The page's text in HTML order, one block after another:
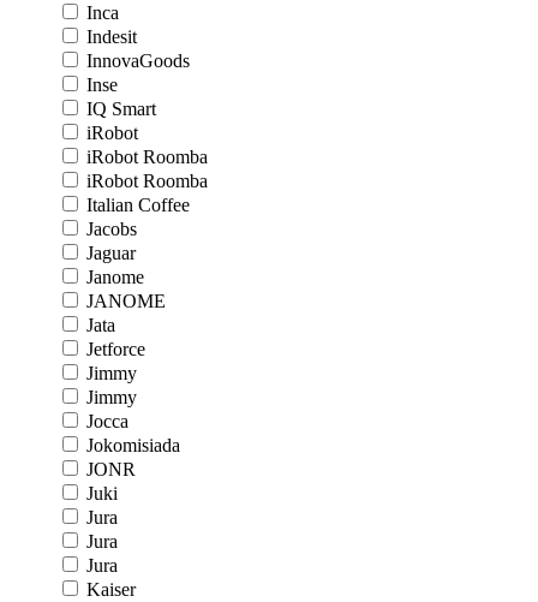
Inca
Indesit
InnovaGoods
Inse
IQ Smart
iRobot
iRobot Roomba
iRobot Roomba
Italian Coffee
Jacobs
Jaguar
Janome
JANOME
Jata
Jetforce
Jimmy
Jimmy
Jocca
Jokomisiada
JONR
Juki
Jura
Jura
Jura
Kaiser